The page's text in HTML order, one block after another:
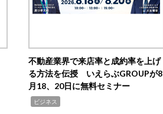
不動産業界で来店率と成約率を上げ
る方法を伝授 いえらぶGROUPが8
月18、20日に無料セミナー
ビジネス